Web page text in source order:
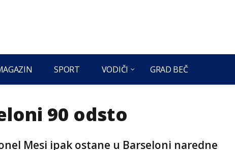
SPORT VODIČI GRAD BEČ
90 odsto
Mesi ipak ostane u Barseloni naredne